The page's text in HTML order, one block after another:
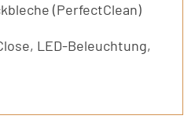
(PerfectClean)
LED-Beleuchtung,